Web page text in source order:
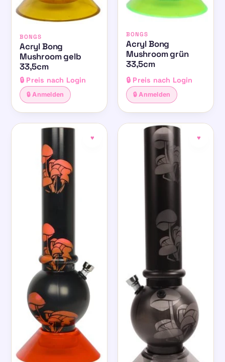
BONGS
Acryl Bong
Mushroom gelb
33,5cm
🔒 Preis nach Login
🔒 Anmelden
BONGS
Acryl Bong
Mushroom grün
33,5cm
🔒 Preis nach Login
🔒 Anmelden
♥ ♥